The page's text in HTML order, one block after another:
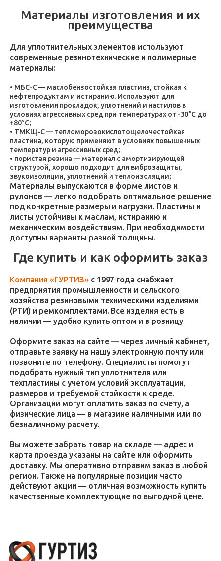
Материалы изготовления и их
преимущества
Для уплотнительных элементов используют
современные резинотехнические и полимерные
материалы:
МБС-С — маслобензостойкая пластина, стойкая к
нефтепродуктам и истиранию. Используют для
изготовления прокладок, уплотнений и настилов в
условиях агрессивных сред при температурах от -30°C до
+80°C;
ТМКЩ-С — тепломорозокислотощелочестойкая
пластина, которую применяют в условиях повышенных
температур и агрессивных сред;
пористая резина — материал с амортизирующей
структурой, хорошо подходит для виброзащиты,
звукоизоляции, уплотнений и теплоизоляции;
Материалы выпускаются в форме листов и
рулонов — легко подобрать оптимальное решение
под конкретные размеры и нагрузки. Пластины и
листы устойчивы к маслам, истиранию и
механическим воздействиям. При необходимости
доступны варианты разной толщины.
Где купить и как оформить заказ
Компания «ГУРТИЗ» с 1997 года снабжает
предприятия промышленности и сельского
хозяйства резиновыми техническими изделиями
(РТИ) и ремкомплектами. Все изделия есть в
наличии — удобно купить оптом и в розницу.
Оформите заказ на сайте — через личный кабинет,
отправьте заявку на нашу электронную почту или
позвоните по телефону. Специалисты помогут
подобрать нужный тип уплотнителя или
техпластины с учетом условий эксплуатации,
размеров и требуемой стойкости к среде.
Организации могут оплатить заказ по счету, а
физические лица — в магазине наличными или по
безналичному расчету.
Вы можете забрать товар на складе — адрес и
карта проезда указаны на сайте или оформить
доставку. Мы оперативно отправим заказ в любой
регион. Также на популярные позиции часто
действуют акции — отличная возможность купить
качественные комплектующие по выгодной цене.